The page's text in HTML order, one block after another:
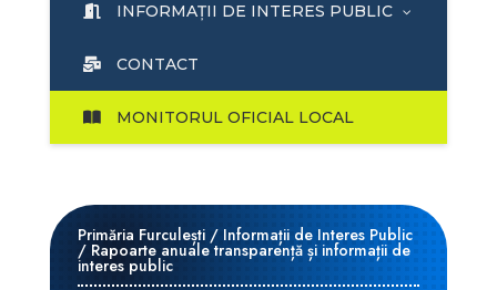
INFORMAȚII DE INTERES PUBLIC
CONTACT
MONITORUL OFICIAL LOCAL
Primăria Furculești/ Informații de Interes Public
/ Rapoarte anuale transparență și informații de
interes public